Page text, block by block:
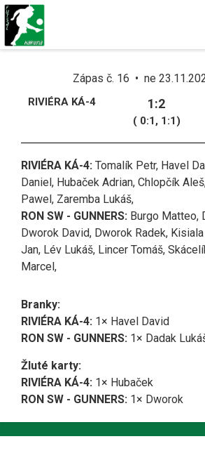
Zápas č. 16 • ne
RIVIÉRA KÁ-4 1:2
( 0:1, 1:1)
RIVIÉRA KÁ-4: Tomalík Petr, Havel
Daniel, Hubaček Adrian, Chlopčík
Pawel, Zaremba Lukáš,
RON SW - GUNNERS: Burgo Matteo,
Dworok David, Dworok Radek,
Jan, Lév Lukáš, Lincer Tomáš,
Marcel,
Branky:
RIVIÉRA KÁ-4: 1× Havel David
RON SW - GUNNERS: 1× Dadak
Žluté karty:
RIVIÉRA KÁ-4: 1× Hubaček
RON SW - GUNNERS: 1× Dworok